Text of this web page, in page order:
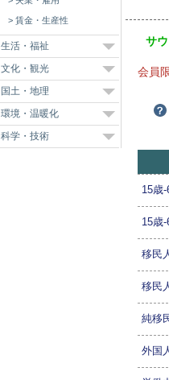
サ
会員
15歳
15歳-
移民
移民
純移
外国
賃金・生産性
生活・福祉
文化・観光
国土・地理
環境・温暖化
科学・技術